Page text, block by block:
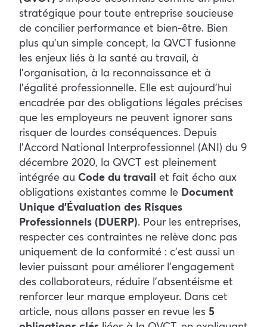
stratégique pour toute entreprise soucieuse
de concilier performance et bien-être. Bien
plus qu’un simple concept, la QVCT fusionne
les enjeux liés à la santé au travail, à
l’organisation, à la reconnaissance et à
l’égalité professionnelle. Elle est aujourd’hui
encadrée par des obligations légales précises
que les employeurs ne peuvent ignorer sans
risquer de lourdes conséquences. Depuis
l’Accord National Interprofessionnel (ANI) du 9
décembre 2020, la QVCT est pleinement
intégrée au Code du travail et fait écho aux
obligations existantes comme le Document
Unique d’Évaluation des Risques
Professionnels (DUERP). Pour les entreprises,
respecter ces contraintes ne relève donc pas
uniquement de la conformité : c’est aussi un
levier puissant pour améliorer l’engagement
des collaborateurs, réduire l’absentéisme et
renforcer leur marque employeur. Dans cet
article, nous allons passer en revue les 5